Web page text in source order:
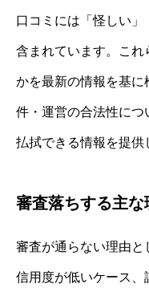
口コミには「怪しい
含まれています。こ
かを最新の情報を基に
件・運営の合法性につ
払拭できる情報を提供
審査落ちする主な
審査が通らない理由
信用度が低いケース、